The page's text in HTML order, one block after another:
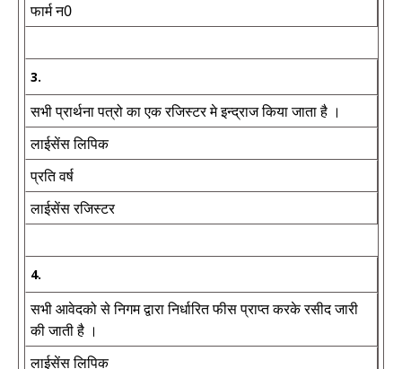
फार्म न0
3.
सभी प्रार्थना पत्रो का एक रजिस्टर मे इन्द्राज किया जाता है ।
लाईसेंस लिपिक
प्रति वर्ष
लाईसेंस रजिस्टर
4.
सभी आवेदको से निगम द्वारा निर्धारित फीस प्राप्त करके रसीद जारी
की जाती है ।
लाईसेंस लिपिक